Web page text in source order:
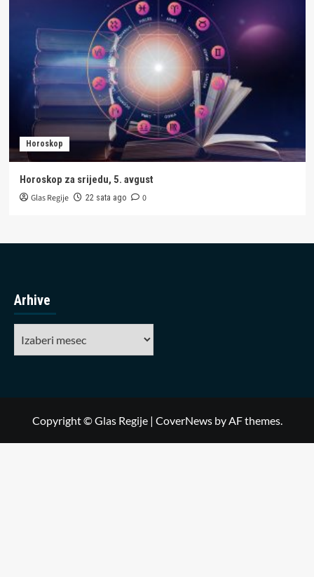
Horoskop
Horoskop za srijedu, 5. avgust
Glas Regije 22 sata ago 0
Arhive
Copyright © Glas Regije | CoverNewsby AF themes.